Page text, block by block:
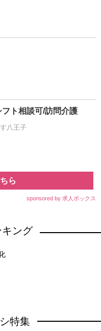
フト相談可/訪問介護
八王子
ら
sponsored by 求人ボックス
キング
特集